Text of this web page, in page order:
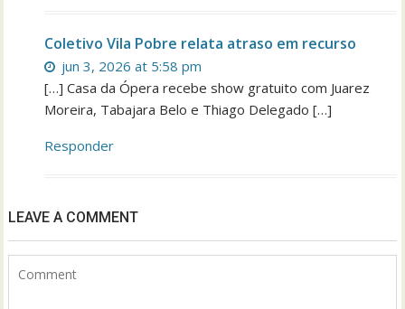
Coletivo Vila Pobre relata atraso em recurso
jun 3, 2026 at 5:58 pm
[…] Casa da Ópera recebe show gratuito com Juarez
Moreira, Tabajara Belo e Thiago Delegado […]
Responder
LEAVE A COMMENT